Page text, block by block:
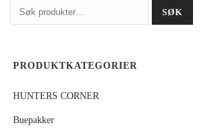
Søk
etter:
SØK
PRODUKTKATEGORIER
HUNTERS CORNER
Buepakker